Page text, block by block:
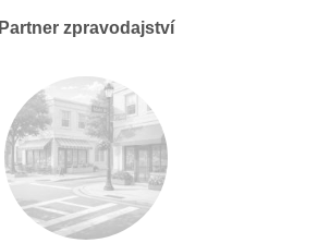
Partner zpravodajství